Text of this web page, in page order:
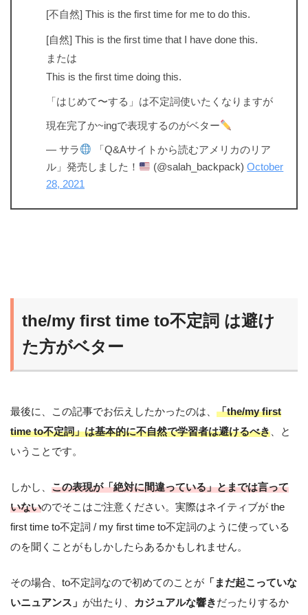
[不自然] This is the first time for me to do this.
[自然] This is the first time that I have done this.
または
This is the first time doing this.
「はじめて〜する」は不定詞使いたくなりますが
現在完了か~ingで表現するのがベター
— サラ
「Q&Aサイトから読むアメリカのリア
ル」発売しました！
(@salah_backpack)October
28, 2021
the/my first time to不定詞 は避け
た方がベター
最後に、この記事でお伝えしたかったのは、 「the/my first
time to不定詞」は基本的に不自然で学習者は避けるべき 、と
いうことです。
しかし、 この表現が「絶対に間違っている」とまでは言って
いないのでそこはご注意ください。実際はネイティブが the
first time to不定詞 / my first time to不定詞のように使っている
のを聞くことがもしかしたらあるかもしれません。
その場合、to不定詞なので初めてのことが 「まだ起こっていな
いニュアンス」 が出たり、 カジュアルな響きだったりするか